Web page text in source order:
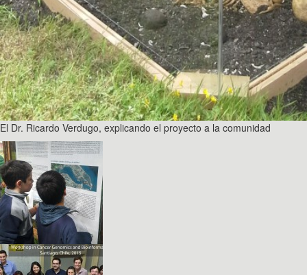
El Dr. Ricardo Verdugo, explicando el proyecto a la comunidad